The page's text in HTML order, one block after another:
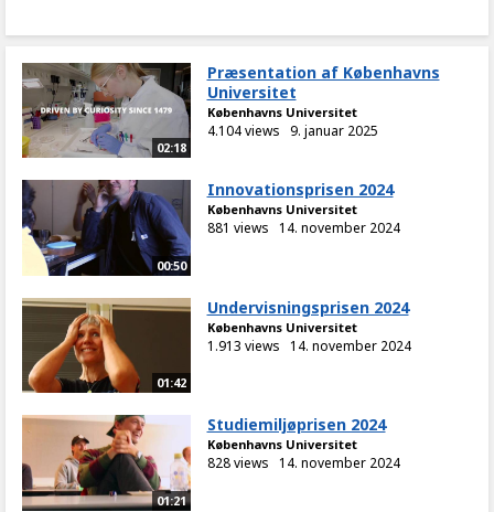
02:18
Præsentation af Københavns
Universitet
Københavns Universitet
4.104 views 9. januar 2025
00:50
Innovationsprisen 2024
Københavns Universitet
881 views 14. november 2024
01:42
Undervisningsprisen 2024
Københavns Universitet
1.913 views 14. november 2024
01:21
Studiemiljøprisen 2024
Københavns Universitet
828 views 14. november 2024